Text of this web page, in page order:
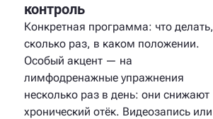
контроль
Конкретная программа: что делать,
сколько раз, в каком положении.
Особый акцент — на
лимфодренажные упражнения
несколько раз в день: они снижают
хронический отёк. Видеозапись или